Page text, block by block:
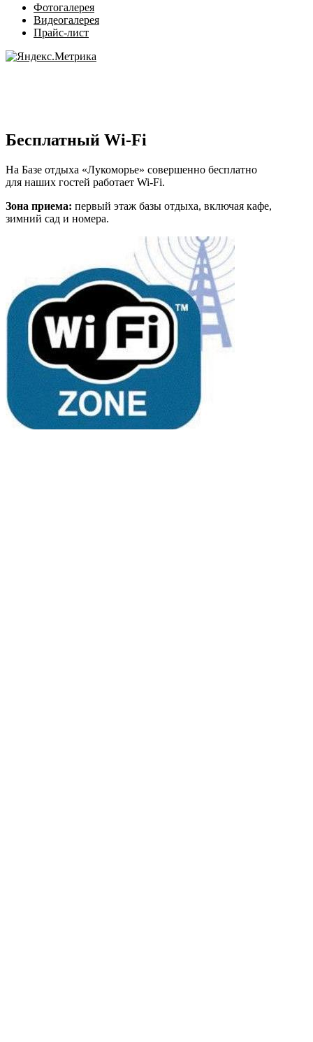
Фотогалерея
Видеогалерея
Прайс-лист
Бесплатный Wi-Fi
На Базе отдыха «Лукоморье» совершенно бесплатно
для наших гостей работает Wi-Fi.
Зона приема: первый этаж базы отдыха, включая кафе,
зимний сад и номера.